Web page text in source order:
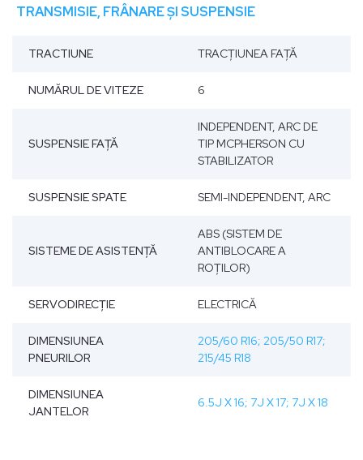
TRANSMISIE, FRÂNARE ȘI SUSPENSIE
TRACTIUNE TRACŢIUNEA FAŢĂ
NUMĂRUL DE VITEZE 6
SUSPENSIE FAŢĂ
INDEPENDENT, ARC DE
TIP MCPHERSON CU
STABILIZATOR
SUSPENSIE SPATE SEMI-INDEPENDENT, ARC
SISTEME DE ASISTENȚĂ
ABS (SISTEM DE
ANTIBLOCARE A
ROȚILOR)
SERVODIRECŢIE ELECTRICĂ
DIMENSIUNEA
PNEURILOR
205/60 R16; 205/50 R17;
215/45 R18
DIMENSIUNEA
JANTELOR
6.5J X 16; 7J X 17; 7J X 18